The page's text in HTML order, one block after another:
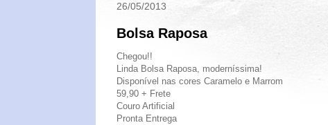
26/05/2013
Bolsa Raposa
Chegou!!
Linda Bolsa Raposa, moderníssima!
Disponível nas cores Caramelo e Marrom
59,90 + Frete
Couro Artificial
Pronta Entrega